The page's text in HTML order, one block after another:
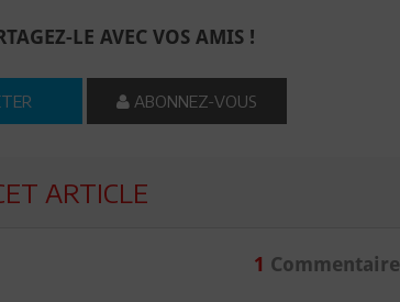
LE AVEC VOS AMIS !
ABONNEZ-VOUS
ARTICLE
1 Commentaire